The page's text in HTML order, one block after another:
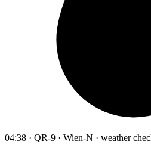
04:38 · QR-9 · Wien-N · weather